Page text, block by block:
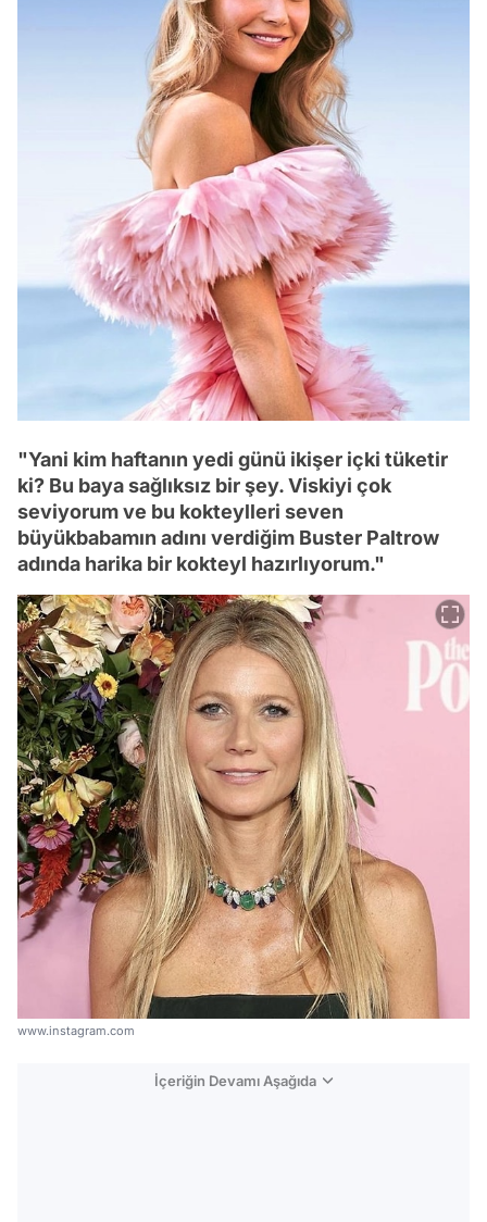
"Yani kim haftanın yedi günü ikişer içki tüketir
ki? Bu baya sağlıksız bir şey. Viskiyi çok
seviyorum ve bu kokteylleri seven
büyükbabamın adını verdiğim Buster Paltrow
adında harika bir kokteyl hazırlıyorum."
www.instagram.com
İçeriğin Devamı Aşağıda